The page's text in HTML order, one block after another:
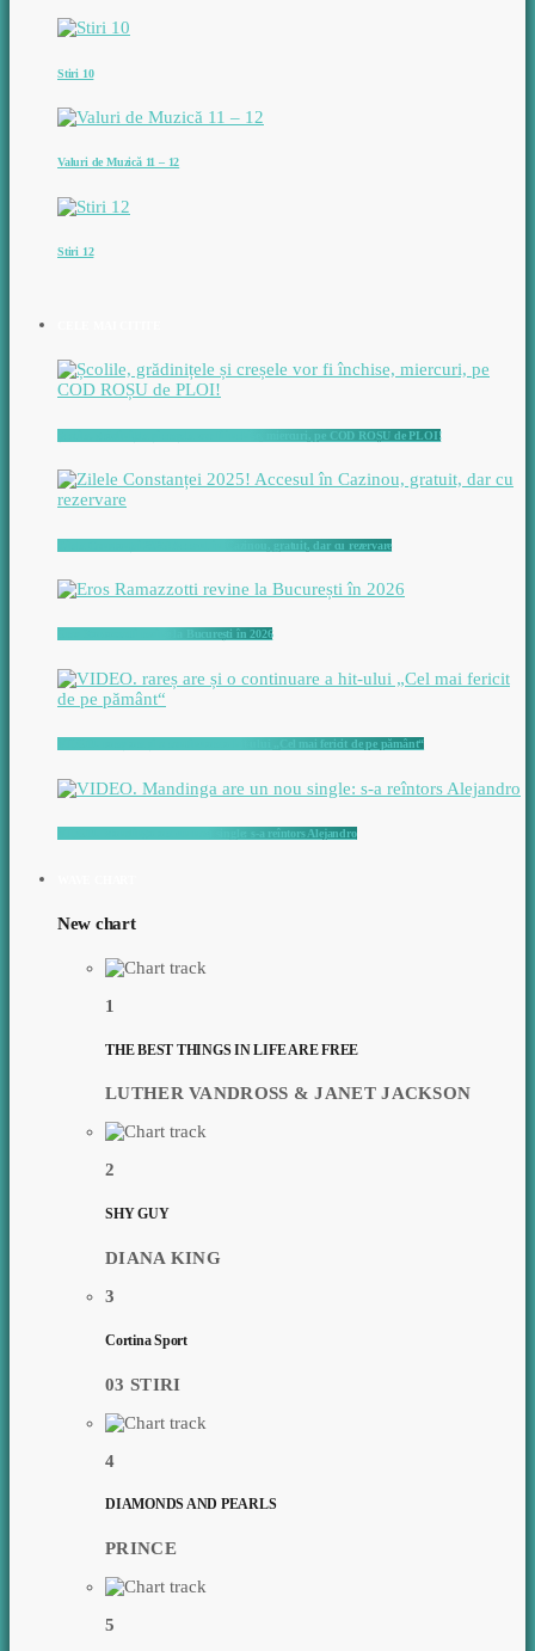
Stiri 10
Valuri de Muzică 11 – 12
Stiri 12
Școlile, grădinițele și creșele vor fi închise, miercuri, pe COD ROȘU de PLOI!
Zilele Constanței 2025! Accesul în Cazinou, gratuit, dar cu rezervare
Eros Ramazzotti revine la București în 2026
VIDEO. rareș are și o continuare a hit-ului „Cel mai fericit de pe pământ“
VIDEO. Mandinga are un nou single: s-a reîntors Alejandro
New chart
1
THE BEST THINGS IN LIFE ARE FREE
LUTHER VANDROSS & JANET JACKSON
2
SHY GUY
DIANA KING
3
Cortina Sport
03 STIRI
4
DIAMONDS AND PEARLS
PRINCE
5